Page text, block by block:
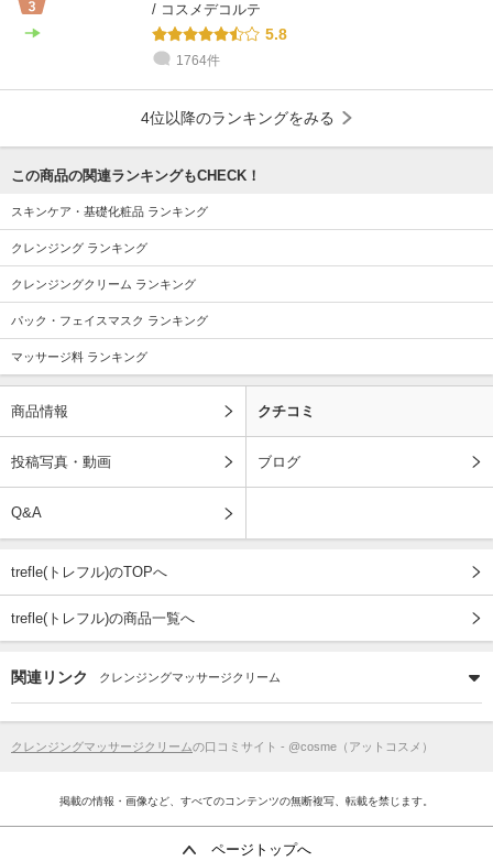
/ コスメデコルテ
5.8
1764件
4位以降のランキングをみる
この商品の関連ランキングもCHECK！
スキンケア・基礎化粧品 ランキング
クレンジング ランキング
クレンジングクリーム ランキング
パック・フェイスマスク ランキング
マッサージ料 ランキング
商品情報 クチコミ
投稿写真・動画 ブログ
Q&A
trefle(トレフル)のTOPへ
trefle(トレフル)の商品一覧へ
関連リンク クレンジングマッサージクリーム
クレンジングマッサージクリームの口コミサイト - @cosme（アットコスメ）
掲載の情報・画像など、すべてのコンテンツの無断複写、転載を禁じます。
ページトップへ